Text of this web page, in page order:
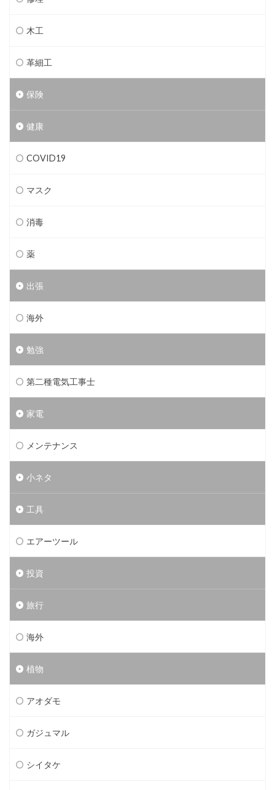
木工
革細工
保険
健康
COVID19
マスク
消毒
薬
出張
海外
勉強
第二種電気工事士
家電
メンテナンス
小ネタ
工具
エアーツール
投資
旅行
海外
植物
アオダモ
ガジュマル
シイタケ